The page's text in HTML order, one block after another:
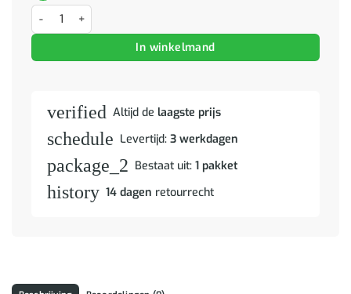
Dressoir Walnotenhout 60 x 33,5 x 75 cm Massief Mango Hout
In winkelmand
verified Altijd de laagste prijs
schedule Levertijd: 3 werkdagen
package_2 Bestaat uit: 1 pakket
history 14 dagen retourrecht